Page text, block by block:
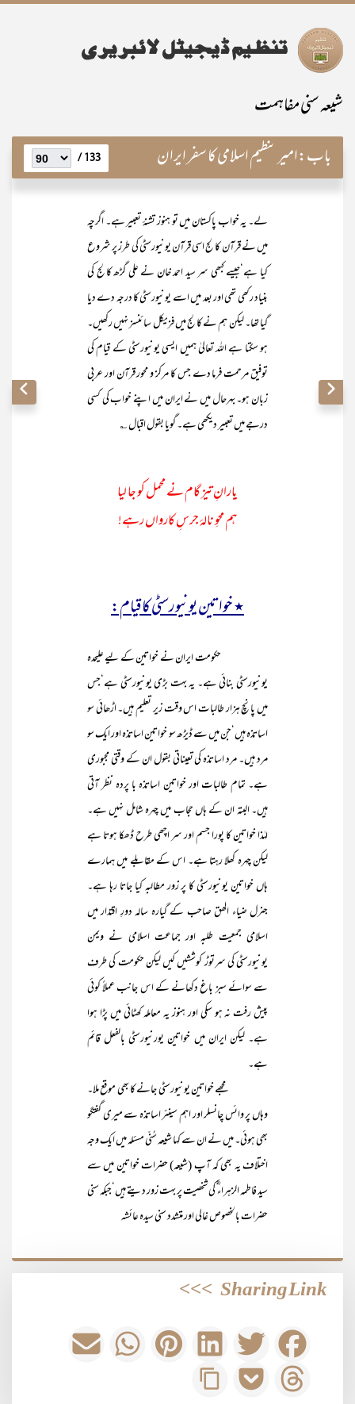
شیعہ سنی مفاہمت
باب:امیر تنظیم اسلامی کا سفر ایران 133 /
لے۔ یہ خواب پاکستان میں تو ہنوز تشنۂ تعبیر ہے۔ اگرچہ
میں نے قرآن کالج اسی قرآن یونیورسٹی کی طرز پر شروع
کیا ہے‘جیسے کبھی سر سید احمد خان نے علی گڑھ کالج کی
بنیاد رکھی تھی اور بعد میں اسے یونیورسٹی کا درجہ دے دیا
گیا تھا۔ لیکن ہم نے کالج میں فزیکل سائنسز نہیں رکھیں۔
ہو سکتا ہے اللہ تعالیٰ ہمیں ایسی یونیورسٹی کے قیام کی
توفیق مرحمت فرما دے جس کا مرکز و محور قرآن اور عربی
زبان ہو۔ بہرحال میں نے ایران میں اپنے خواب کی کسی
درجے میں تعبیر دیکھی ہے۔ گویا بقول اقبال ؎
یارانِ تیز گام نے محمل کو جا لیا
ہم محوِ نالۂ جرسِ کارواں رہے!
٭ خواتین یونیورسٹی کا قیام:
حکومت ایران نے خواتین کے لیے علیحدہ
یونیورسٹی بنائی ہے۔ یہ بہت بڑی یونیورسٹی ہے‘جس
میں پانچ ہزار طالبات اس وقت زیر تعلیم ہیں۔ اڑھائی سو
اساتذہ ہیں‘جن میں سے ڈیڑھ سو خواتین اساتذہ اور ایک سو
مرد ہیں۔ مرد اساتذہ کی تعیناتی بقول ان کے وقتی مجبوری
ہے۔ تمام طالبات اور خواتین اساتذہ با پردہ نظر آتی
ہیں۔ البتہ ان کے ہاں حجاب میں چہرہ شامل نہیں ہے۔
لہٰذا خواتین کا پورا جسم اور سر اچھی طرح ڈھکا ہوتا ہے
لیکن چہرہ کھلا رہتا ہے۔ اس کے مقابلے میں ہمارے
ہاں خواتین یونیورسٹی کا پر زور مطالبہ کیا جاتا رہا ہے۔
جنرل ضیاء الھق صاحب کے گیارہ سالہ دورِ اقتدار میں
اسلامی جمعیت طلبہ اور جماعت اسلامی نے ویمن
یونیورسٹی کی سرتوڑ کوششیں کیں لیکن حکومت کی طرف
سے سوائے سبز باغ دکھانے کے اس جانب عملاً کوئی
پیش رفت نہ ہو سکی اور ہنوز یہ معاملہ کھٹائی میں پڑا ہوا
ہے۔ لیکن ایران میں خواتین یورنیورسٹی بالفعل قائم
ہے۔
مجھے خواتین یونیورسٹی جانے کا بھی موقع ملا۔
وہاں پر وائس چانسلر اور اہم سینئر اساتذہ سے میری گفتگو
بھی ہوئی۔ میں نے ان سے کہا شیعہ سُنّی مسئلہ میں ایک وجہ
اختلاف یہ بھی کہ آپ (شیعہ) حضرات خواتین میں سے
سید فاطمہ الزہراء ؓ کی شخصیت پر بہت زور دیتے ہیں‘جبکہ سنی
حضرات بالخصوص غالی اور متشدد سنی سیدہ عائشہ
Sharing Link
>>>